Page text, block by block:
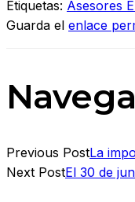
Etiquetas: Asesores
Guarda el enlace
Previous PostLa
Next PostEl 30 de